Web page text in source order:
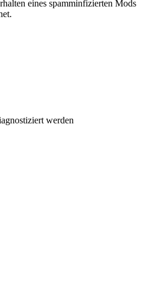
eines spamminfizierten Mods
werden